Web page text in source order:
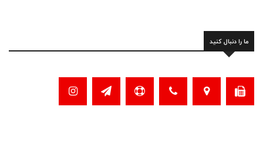
ما را دنبال کنید